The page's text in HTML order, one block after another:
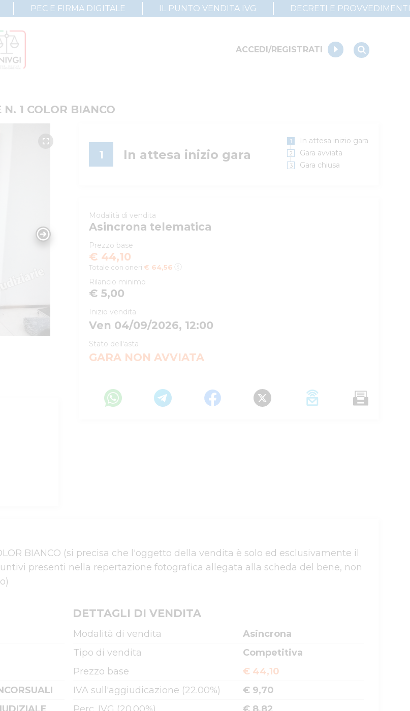
PEC E FIRMA DIGITALE IL PUNTO VENDITA IVG DECRETI E PROVVEDIMENTI
ACCEDI/REGISTRATI
1 COLOR BIANCO
1 In attesa inizio gara
In attesa inizio gara
Gara avviata
Gara chiusa
Modalità di vendita
Asincrona telematica
Prezzo base
€ 44,10
Totale con oneri:€ 64,56
Rilancio minimo
€ 5,00
Inizio vendita
Ven 04/09/2026, 12:00
Stato dell'asta
GARA NON AVVIATA
BIANCO (si precisa che l'oggetto della vendita è solo ed esclusivamente il
presenti nella repertazione fotografica allegata alla scheda del bene, non
DETTAGLI DI VENDITA
Modalità di vendita
Asincrona
Tipo di vendita
Competitiva
Prezzo base
€ 44,10
IVA sull'aggiudicazione (22.00%)
€ 9,70